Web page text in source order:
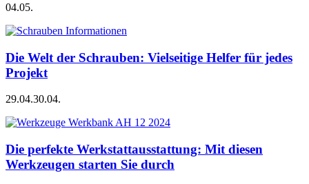
04.05.
Die Welt der Schrauben: Vielseitige Helfer für jedes
Projekt
29.04.30.04.
Die perfekte Werkstattausstattung: Mit diesen
Werkzeugen starten Sie durch